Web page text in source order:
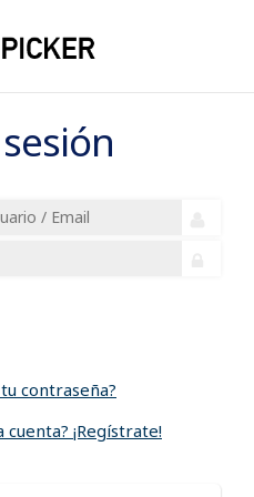
contraseña?
cuenta? ¡Regístrate!